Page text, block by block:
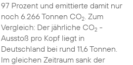
97 Prozent und emittierte damit nur
noch 6.266 Tonnen CO2. Zum
Vergleich: Der jährliche CO2-
Ausstoß pro Kopf liegt in
Deutschland bei rund 11,6 Tonnen.
Im gleichen Zeitraum sank der